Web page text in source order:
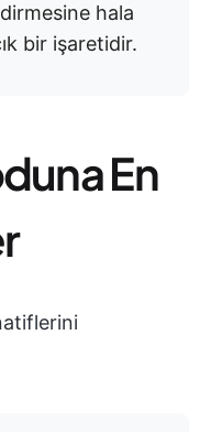
hala
bir işaretidir.
En